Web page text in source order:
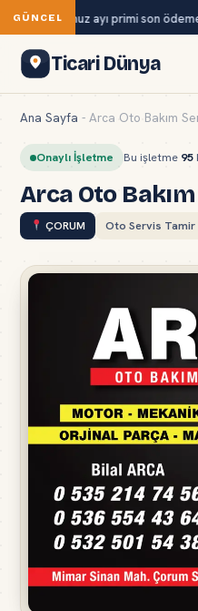
GÜNCEL
Kur temmuz ayı primi son
Ticari Dünya
Ana Sayfa - Arca Oto Bakım
Onaylı İşletme Bu işletme 95
Arca Oto
ÇORUM Oto Servis Tamir